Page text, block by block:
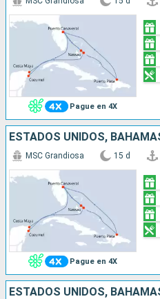
Pague en 4X
Pague en 4X
MSC Grandiosa 15 d